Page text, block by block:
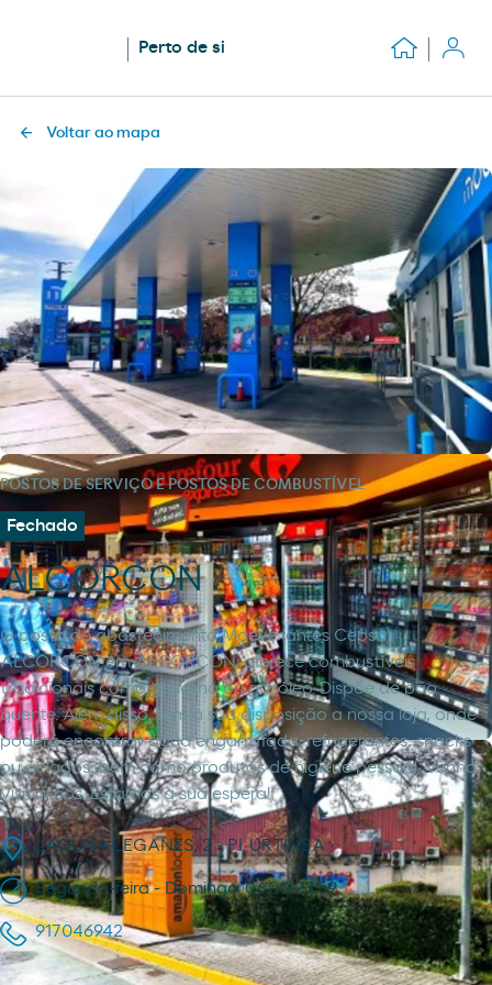
Perto de si
Voltar ao mapa
POSTOS DE SERVIÇO E POSTOS DE COMBUSTÍVEL
Fechado
ALCORCON
O posto de abastecimento Moeve (antes Cepsa)
ALCORCON em ALCORCON, oferece combustíveis
tradicionais como gasolina ou gasóleo. Dispõe de pão
quente. Além disso, tem à sua disposição a nossa loja, onde
poderá encontrar água engarrafada, refrigerantes, snacks
ou gelados, bem como produtos de higiene pessoal. Venha
visitar-nos. Estamos à sua espera!
LAGUNA-LEGANES, 2 - P.I. URTINSA
Segunda-feira - Domingo: 06:00-23:59
917046942